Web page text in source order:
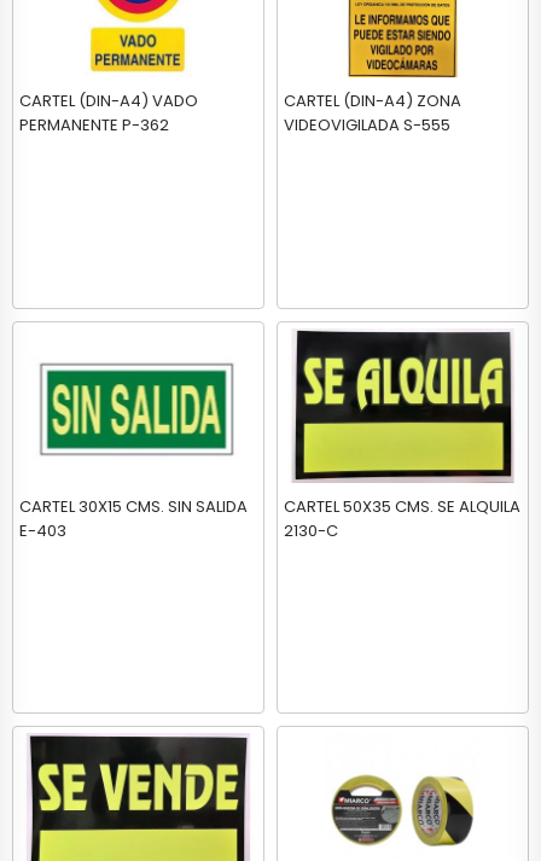
CARTEL (DIN-A4) VADO
PERMANENTE P-362
CARTEL (DIN-A4) ZONA
VIDEOVIGILADA S-555
CARTEL 30X15 CMS. SIN SALIDA
E-403
CARTEL 50X35 CMS. SE ALQUILA
2130-C